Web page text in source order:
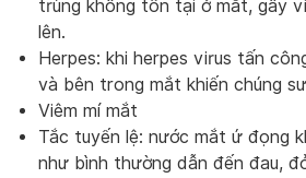
trùng không tồn tại ở mắt, gây
lên.
Herpes: khi herpes virus tấn
và bên trong mắt khiến chúng
Viêm mí mắt
Tắc tuyến lệ: nước mắt ứ đọng
như bình thường dẫn đến đau,